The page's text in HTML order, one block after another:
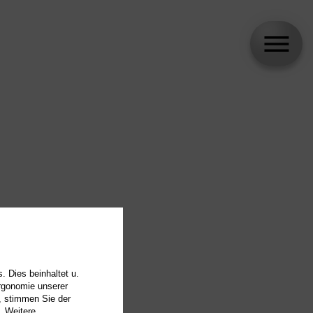
Dies beinhaltet u.
unserer
stimmen Sie der